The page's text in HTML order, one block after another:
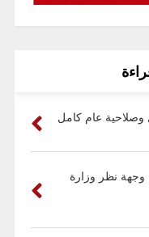
وصلاحية عام كامل
نظر وزارة